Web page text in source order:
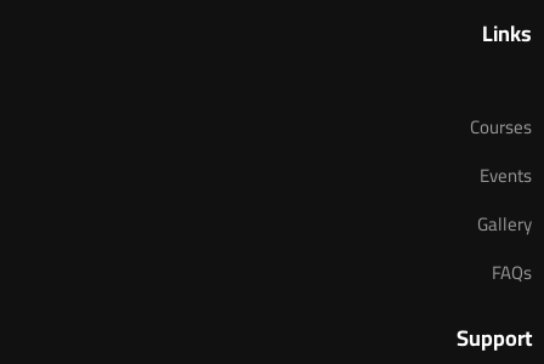
Links
Courses
Events
Gallery
FAQs
Support